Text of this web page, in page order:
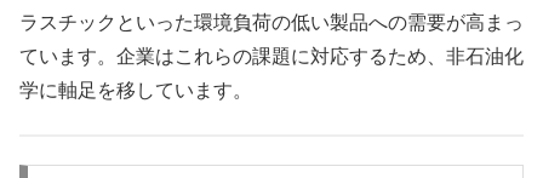
ラスチックといった環境負荷の低い製品への需要が高まっ
ています。企業はこれらの課題に対応するため、非石油化
学に軸足を移しています。